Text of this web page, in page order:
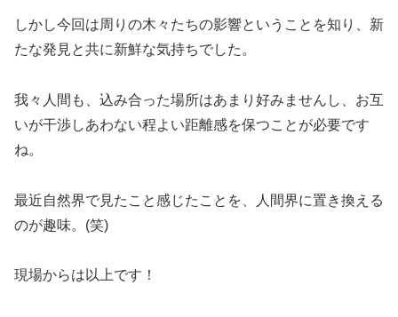
しかし今回は周りの木々たちの影響ということを知り、新
たな発見と共に新鮮な気持ちでした。
我々人間も、込み合った場所はあまり好みませんし、お互
いが干渉しあわない程よい距離感を保つことが必要です
ね。
最近自然界で見たこと感じたことを、人間界に置き換える
のが趣味。(笑)
現場からは以上です！